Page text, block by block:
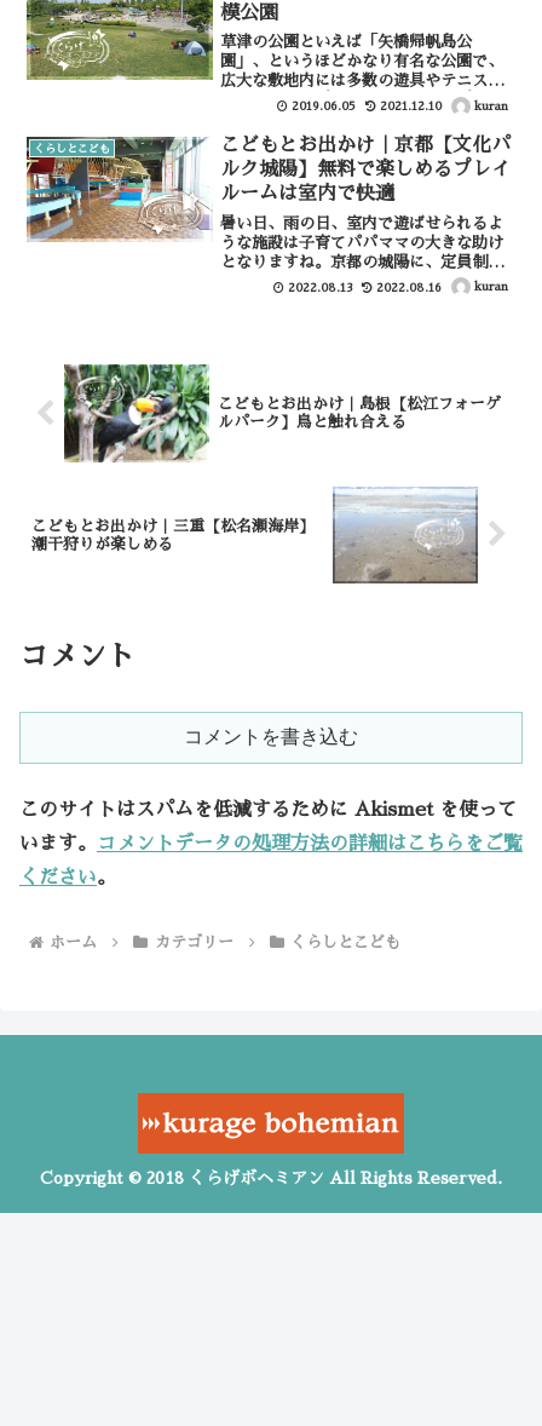
模公園
草津の公園といえば「矢橋帰帆島公
園」、というほどかなり有名な公園で、
広大な敷地内には多数の遊具やテニスコ
ート、キャンプ場、グラウンド、プール
しめます。矢橋帰帆島公園について住
所：〒525-0066 滋賀県...
2019.06.05 2021.12.10 kuran
くらしとこども
こどもとお出かけ｜京都【文化パ
ルク城陽】無料で楽しめるプレイ
ルームは室内で快適
暑い日、雨の日、室内で遊ばせられるよ
うな施設は子育てパパママの大きな助け
となりますね。京都の城陽に、定員制限
はありますが室内で広く遊具もたくさん
2022.08.13 2022.08.16 kuran
こどもとお出かけ｜島根【松江フォーゲ
ルパーク】鳥と触れ合える
こどもとお出かけ｜三重【松名瀬海岸】
潮干狩りが楽しめる
コメント
コメントを書き込む
このサイトはスパムを低減するために Akismet を使って
います。
コメントデータの処理方法の詳細はこちらをご覧
ください。
ホーム カテゴリー くらしとこども
Copyright © 2018 くらげボヘミアン All Rights Reserved.